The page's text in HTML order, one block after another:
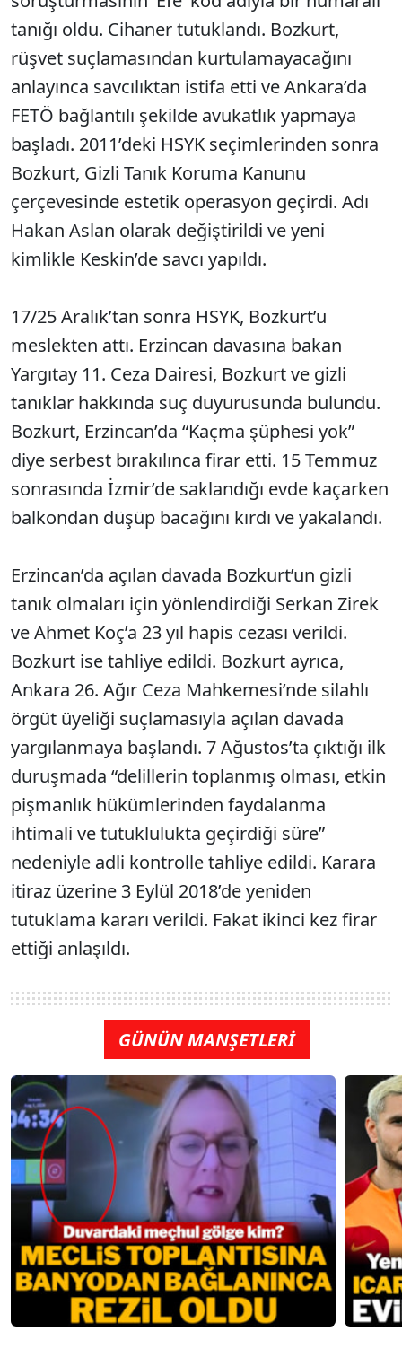
tanığı oldu. Cihaner tutuklandı. Bozkurt,
rüşvet suçlamasından kurtulamayacağını
anlayınca savcılıktan istifa etti ve Ankara’da
FETÖ bağlantılı şekilde avukatlık yapmaya
başladı. 2011’deki HSYK seçimlerinden sonra
Bozkurt, Gizli Tanık Koruma Kanunu
çerçevesinde estetik operasyon geçirdi. Adı
Hakan Aslan olarak değiştirildi ve yeni
kimlikle Keskin’de savcı yapıldı.
17/25 Aralık’tan sonra HSYK, Bozkurt’u
meslekten attı. Erzincan davasına bakan
Yargıtay 11. Ceza Dairesi, Bozkurt ve gizli
tanıklar hakkında suç duyurusunda bulundu.
Bozkurt, Erzincan’da “Kaçma şüphesi yok”
diye serbest bırakılınca firar etti. 15 Temmuz
sonrasında İzmir’de saklandığı evde kaçarken
balkondan düşüp bacağını kırdı ve yakalandı.
Erzincan’da açılan davada Bozkurt’un gizli
tanık olmaları için yönlendirdiği Serkan Zirek
ve Ahmet Koç’a 23 yıl hapis cezası verildi.
Bozkurt ise tahliye edildi. Bozkurt ayrıca,
Ankara 26. Ağır Ceza Mahkemesi’nde silahlı
örgüt üyeliği suçlamasıyla açılan davada
yargılanmaya başlandı. 7 Ağustos’ta çıktığı ilk
duruşmada “delillerin toplanmış olması, etkin
pişmanlık hükümlerinden faydalanma
ihtimali ve tutuklulukta geçirdiği süre”
nedeniyle adli kontrolle tahliye edildi. Karara
itiraz üzerine 3 Eylül 2018’de yeniden
tutuklama kararı verildi. Fakat ikinci kez firar
ettiği anlaşıldı.
GÜNÜN MANŞETLERİ